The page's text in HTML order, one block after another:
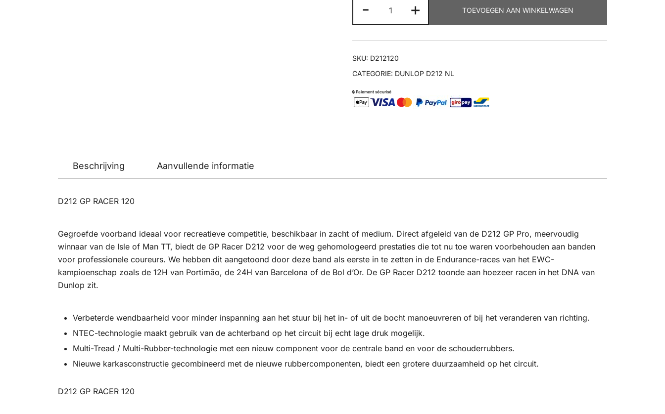
-
GP
RACER
120/70ZR17
aantal
+ TOEVOEGEN AAN WINKELWAGEN
SKU: D212120
CATEGORIE: DUNLOP D212 NL
🔒 Paiement sécurisé
Beschrijving Aanvullende informatie
D212 GP RACER 120
Gegroefde voorband ideaal voor recreatieve competitie, beschikbaar in zacht of medium. Direct afgeleid van de D212 GP Pro, meervoudig
winnaar van de Isle of Man TT, biedt de GP Racer D212 voor de weg gehomologeerd prestaties die tot nu toe waren voorbehouden aan banden
voor professionele coureurs. We hebben dit aangetoond door deze band als eerste in te zetten in de Endurance-races van het EWC-
kampioenschap zoals de 12H van Portimão, de 24H van Barcelona of de Bol d’Or. De GP Racer D212 toonde aan hoezeer racen in het DNA van
Dunlop zit.
Verbeterde wendbaarheid voor minder inspanning aan het stuur bij het in- of uit de bocht manoeuvreren of bij het veranderen van richting.
NTEC-technologie maakt gebruik van de achterband op het circuit bij echt lage druk mogelijk.
Multi-Tread / Multi-Rubber-technologie met een nieuw component voor de centrale band en voor de schouderrubbers.
Nieuwe karkasconstructie gecombineerd met de nieuwe rubbercomponenten, biedt een grotere duurzaamheid op het circuit.
D212 GP RACER 120